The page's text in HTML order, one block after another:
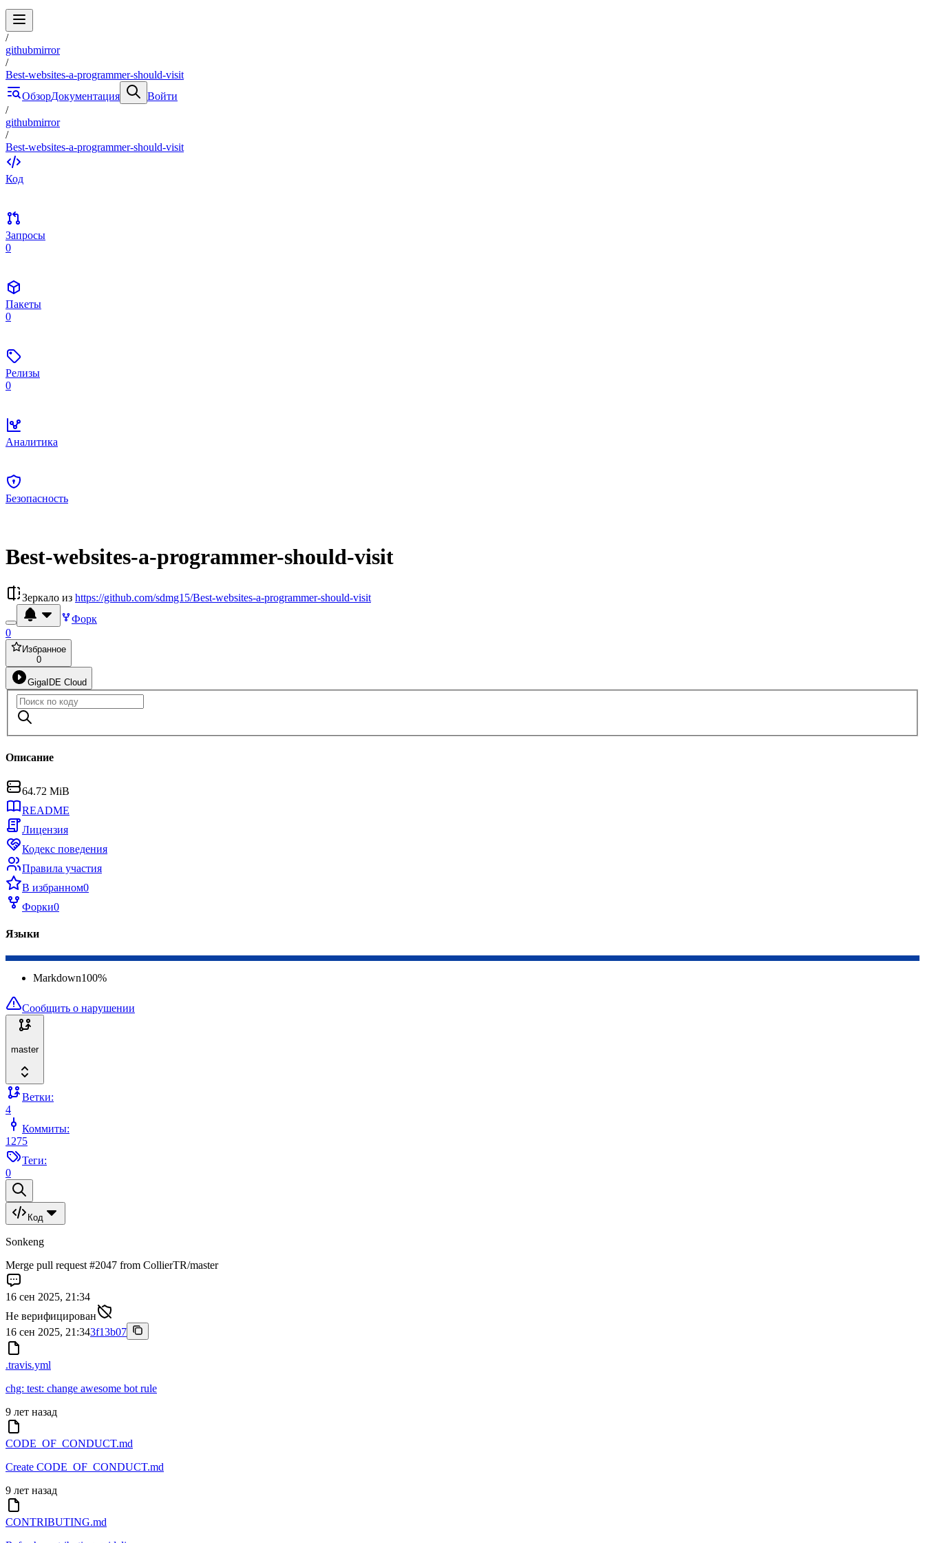
/
githubmirror
/
Best-websites-a-programmer-should-visit
ОбзорДокументация
Войти
/
githubmirror
/
Best-websites-a-programmer-should-visit
Код
Запросы
0
Пакеты
0
Релизы
0
Аналитика
Безопасность
Best-websites-a-programmer-should-visit
Зеркало из https://github.com/sdmg15/Best-websites-a-programmer-should-visit
Форк
0
Избранное
0
GigaIDE Cloud
Описание
64.72 MiB
README
Лицензия
Кодекс поведения
Правила участия
В избранном0
Форки0
Языки
Markdown100%
Сообщить о нарушении
master
Ветки:
4
Коммиты:
1275
Теги:
0
Код
Sonkeng
Merge pull request #2047 from CollierTR/master
16 сен 2025, 21:34
Не верифицирован
16 сен 2025, 21:343f13b07
.travis.yml
chg: test: change awesome bot rule
9 лет назад
CODE_OF_CONDUCT.md
Create CODE_OF_CONDUCT.md
9 лет назад
CONTRIBUTING.md